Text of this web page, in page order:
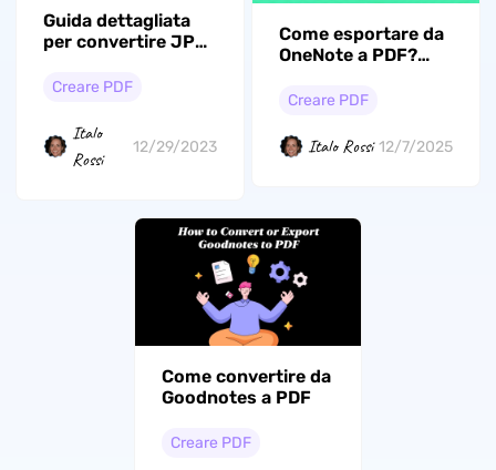
Guida dettagliata
per convertire JPG
Creare PDF
Italo
Rossi
12/29/2023
Come esportare da
OneNote a PDF?
Creare PDF
Italo Rossi 12/7/2025
Come convertire da
Goodnotes a PDF
Creare PDF